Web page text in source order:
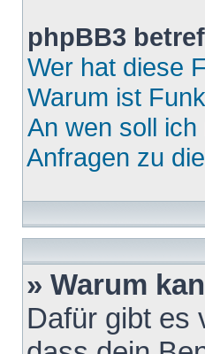
phpBB3
Wer hat diese
Warum ist
An wen soll
Anfragen zu
» Warum
Dafür gibt es